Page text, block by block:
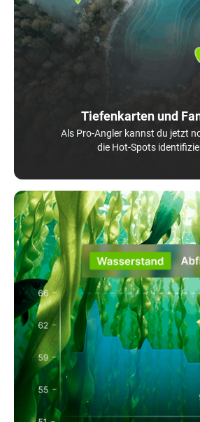
Tiefenkarten und
Als Pro-Angler kannst du jetzt
die Hot-Spots